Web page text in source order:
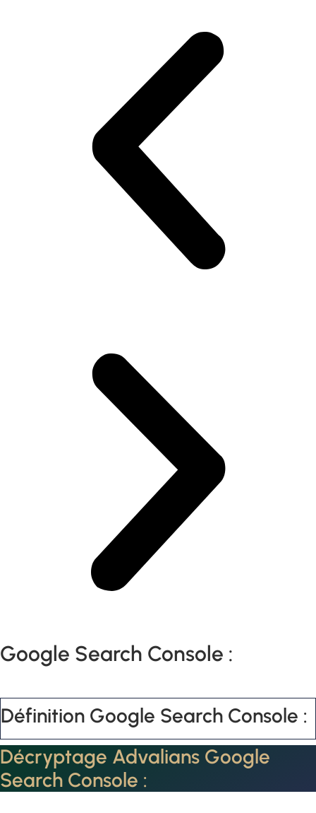
Google Search Console :
Définition Google Search Console :
Décryptage Advalians Google
Search Console :